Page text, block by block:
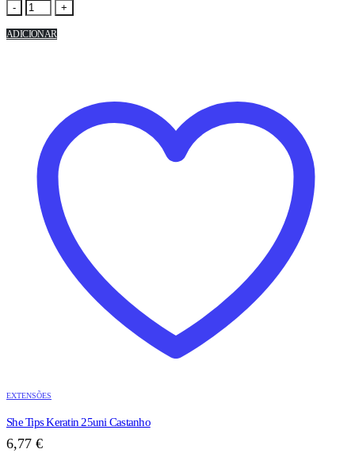
- +
ADICIONAR
EXTENSÕES
She Tips Keratin 25uni Castanho
6,77 €